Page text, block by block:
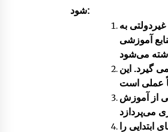
شود:
به
آموزشی
گیرد. این
از آموزش
ابتدایی را